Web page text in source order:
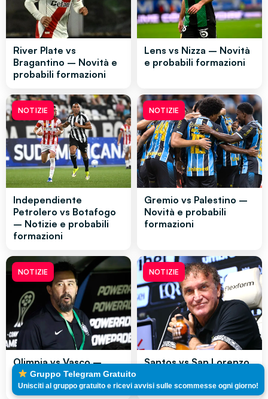
River Plate vs
Bragantino – Novità e
probabili formazioni
Lens vs Nizza – Novità
e probabili formazioni
NOTIZIE
Independiente
Petrolero vs Botafogo
– Notizie e probabili
formazioni
NOTIZIE
Gremio vs Palestino –
Novità e probabili
formazioni
NOTIZIE
Olimpia vs Vasco –
Novità e probabili
formazioni
NOTIZIE
Santos vs San Lorenzo
formazioni
Gruppo Telegram Gratuito
Unisciti al gruppo gratuito e ricevi avvisi sulle scommesse ogni giorno!